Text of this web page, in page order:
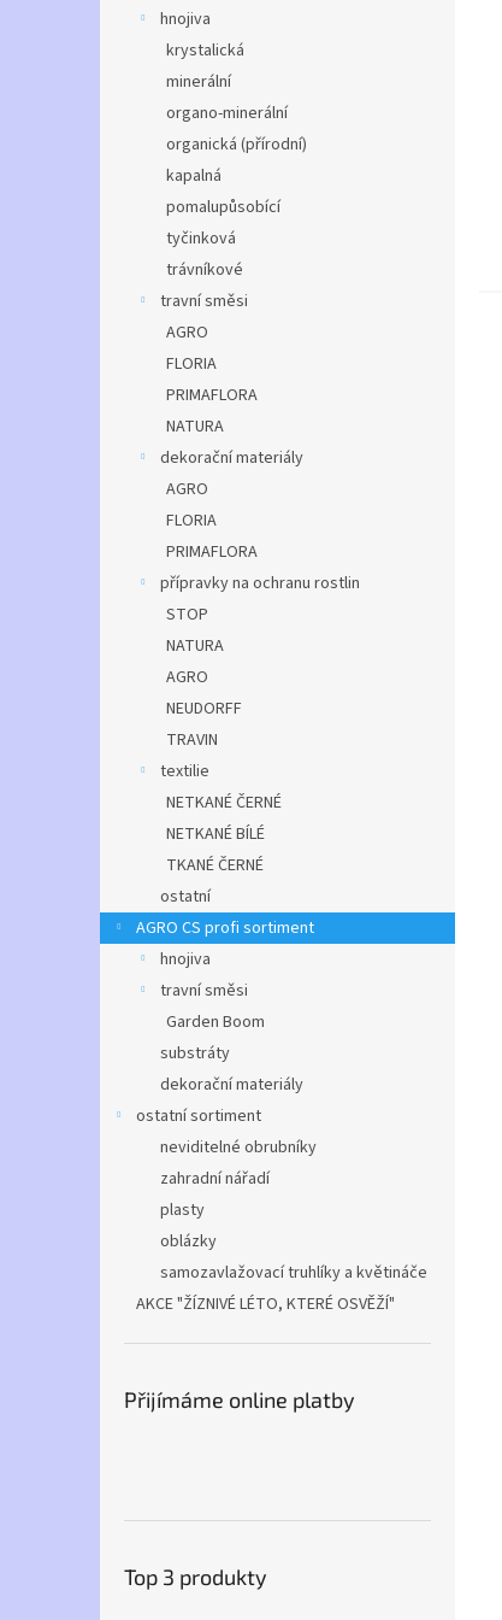
hnojiva
krystalická
minerální
organo-minerální
organická (přírodní)
kapalná
pomalupůsobící
tyčinková
trávníkové
travní směsi
AGRO
FLORIA
PRIMAFLORA
NATURA
dekorační materiály
AGRO
FLORIA
PRIMAFLORA
přípravky na ochranu rostlin
STOP
NATURA
AGRO
NEUDORFF
TRAVIN
textilie
NETKANÉ ČERNÉ
NETKANÉ BÍLÉ
TKANÉ ČERNÉ
ostatní
AGRO CS profi sortiment
hnojiva
travní směsi
Garden Boom
substráty
dekorační materiály
ostatní sortiment
neviditelné obrubníky
zahradní nářadí
plasty
oblázky
samozavlažovací truhlíky a květináče
AKCE "ŽÍZNIVÉ LÉTO, KTERÉ OSVĚŽÍ"
Přijímáme online platby
Top 3 produkty